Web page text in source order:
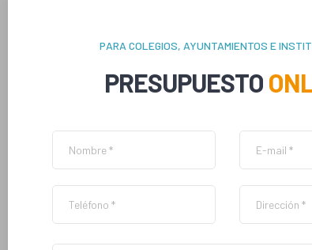
PARA COLEGIOS, AYUNTAMIENTOS E
PRESUPUESTO